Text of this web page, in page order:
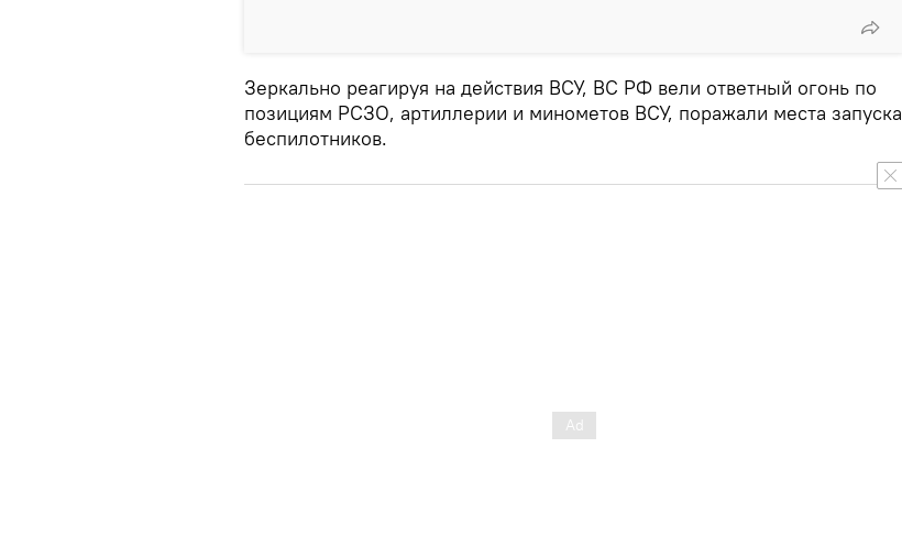
Зеркально реагируя на действия ВСУ, ВС РФ вели ответный огонь по
позициям РСЗО, артиллерии и минометов ВСУ, поражали места запуска
беспилотников.